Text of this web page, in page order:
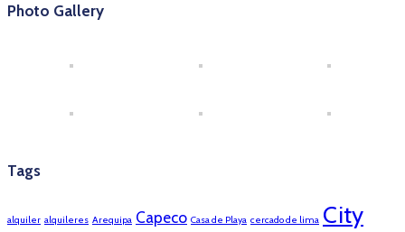
Photo Gallery
Tags
alquiler alquileres Arequipa Capeco Casa de Playa cercado de lima City